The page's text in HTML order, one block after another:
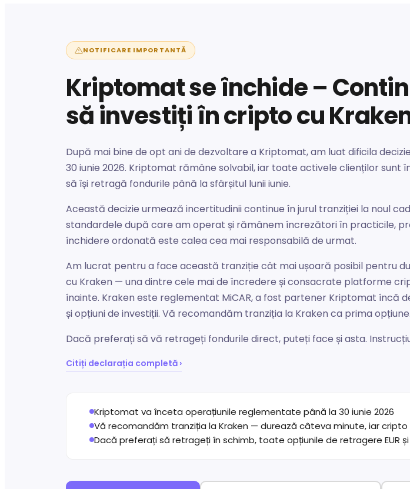
NOTIFICARE IMPORTANTĂ
Kriptomat se închide –
să investiți în cripto cu
După mai bine de opt ani de dezvoltare a Kriptomat, am luat dificila
30 iunie 2026. Kriptomat rămâne solvabil, iar toate activele clienților
să își retragă fondurile până la sfârșitul lunii iunie.
Această decizie urmează incertitudinii continue în jurul tranziției la noul
standardele după care am operat și rămânem încrezători în practicile,
închidere ordonată este calea cea mai responsabilă de urmat.
Am lucrat pentru a face această tranziție cât mai ușoară posibil pentru
cu Kraken — una dintre cele mai de încredere și consacrate platforme
înainte. Kraken este reglementat MiCAR, a fost partener Kriptomat încă
și opțiuni de investiții. Vă recomandăm tranziția la Kraken ca prima opțiune.
Dacă preferați să vă retrageți fondurile direct, puteți face și asta.
Citiți declarația completă ›
Kriptomat va înceta operațiunile reglementate până la 30 iunie 2026
Vă recomandăm tranziția la Kraken — durează câteva minute, iar
Dacă preferați să retrageți în schimb, toate opțiunile de retragere EUR